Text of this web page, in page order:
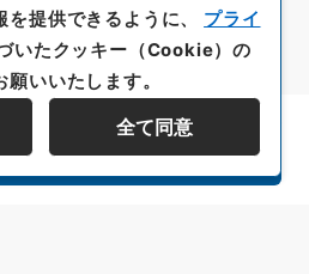
階層を表示する
提供できるように、 プライ
いたクッキー（Cookie）の
いいたします。
全て同意